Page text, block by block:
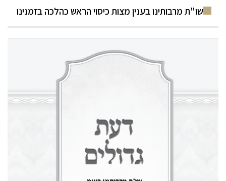
שו"ת מרבותינו בענין מצות כיסוי הראש כהלכה בזמנינו